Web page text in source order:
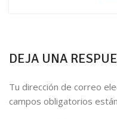
DEJA UNA
Tu dirección de correo
campos obligatorios